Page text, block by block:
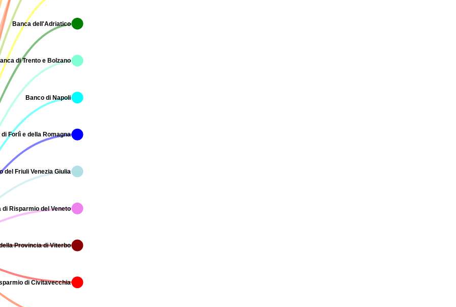
di Civitavecchia
Provincia di Viterbo
di Risparmio del Veneto
del Friuli Venezia Giulia
Forlì e della Romagna
Banco di Napoli
di Trento e Bolzano
Banca dell'Adriatico